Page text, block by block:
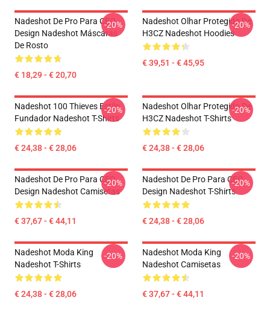
Nadeshot De Pro Para CEO
Design Nadeshot Máscaras
De Rosto
€ 18,29 - € 20,70
-20%
Nadeshot Olhar Protegido De
H3CZ Nadeshot Hoodies
€ 39,51 - € 45,95
-20%
Nadeshot 100 Thieves Estilo
Fundador Nadeshot T-Shirts
€ 24,38 - € 28,06
-20%
Nadeshot Olhar Protegido De
H3CZ Nadeshot T-Shirts
€ 24,38 - € 28,06
-20%
Nadeshot De Pro Para CEO
Design Nadeshot Camisetas
€ 37,67 - € 44,11
-20%
Nadeshot De Pro Para CEO
Design Nadeshot T-Shirts
€ 24,38 - € 28,06
-20%
Nadeshot Moda King
Nadeshot T-Shirts
€ 24,38 - € 28,06
-20%
Nadeshot Moda King
Nadeshot Camisetas
€ 37,67 - € 44,11
-20%